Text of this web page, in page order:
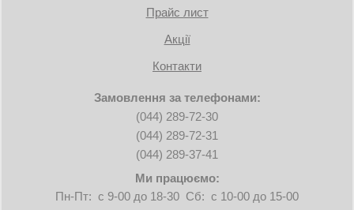
Прайс лист
Акції
Контакти
Замовлення за телефонами:
(044) 289-72-30
(044) 289-72-31
(044) 289-37-41
Ми працюємо:
Пн-Пт: с 9-00 до 18-30 Сб: с 10-00 до 15-00